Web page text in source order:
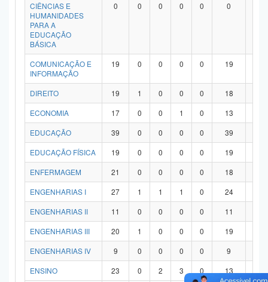
CIÊNCIAS E
HUMANIDADES
PARA A
EDUCAÇÃO
BÁSICA
0 0 0 0 0 0
COMUNICAÇÃO E
INFORMAÇÃO
19 0 0 0 0 19
DIREITO 19 1 0 0 0 18
ECONOMIA
17 0 0 1 0 13
EDUCAÇÃO
39 0 0 0 0 39
EDUCAÇÃO FÍSICA
19 0 0 0 0 19
ENFERMAGEM
21 0 0 0 0 18
ENGENHARIAS I
27 1 1 1 0 24
ENGENHARIAS II
11 0 0 0 0 11
ENGENHARIAS III
20 1 0 0 0 19
ENGENHARIAS IV
9 0 0 0 0 9
ENSINO
23 0 2 3 0 13